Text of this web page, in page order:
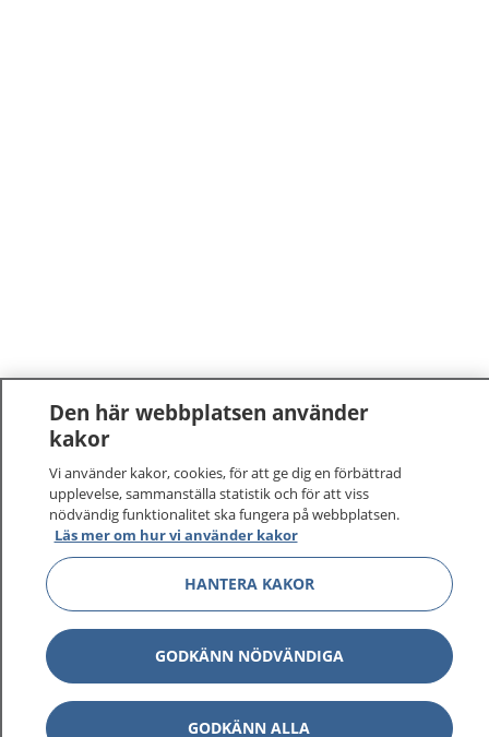
1177–tryggt om din hälsa och vård
På 1177.se får du råd om hälsa och information om
sjukdomar och vilka mottagningar du kan kontakta.
Logga in för att läsa din journal och göra dina
vårdärenden. Ring telefonnummer 1177 för
sjukvårdsrådgivning dygnet runt.
1177 ger dig råd när du vill må bättre.
Den här webbplatsen använder
kakor
Vi använder kakor, cookies, för att ge dig en förbättrad
upplevelse, sammanställa statistik och för att viss
nödvändig funktionalitet ska fungera på webbplatsen.
Läs mer om hur vi använder kakor
HANTERA KAKOR
GODKÄNN NÖDVÄNDIGA
GODKÄNN ALLA